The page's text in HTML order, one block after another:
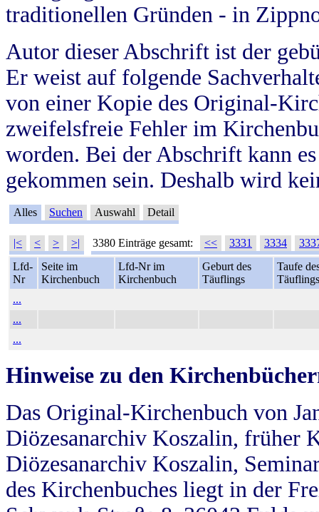
traditionellen Gründen - in
Autor dieser Abschrift ist der
Er weist auf folgende
von einer Kopie des Original-
zweifelsfreie Fehler im
worden. Bei der Abschrift kann
gekommen sein. Deshalb wird
Alles Suchen Auswahl Detail
|< < > >| 3380 Einträge gesamt: << 3331 3334
Lfd-
Nr
Seite im
Kirchenbuch
Lfd-Nr im
Kirchenbuch
Geburt des
Täuflings
Taufe
Täuflings
...
...
...
Hinweise zu den
Das Original-Kirchenbuch von
Diözesanarchiv Koszalin, früher
Diözesanarchiv Koszalin,
des Kirchenbuches liegt in der